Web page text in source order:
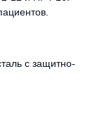
с защитно-